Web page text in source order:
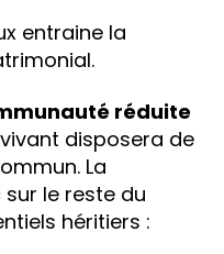
entraine la
réduite
disposera de
La
le reste du
héritiers :